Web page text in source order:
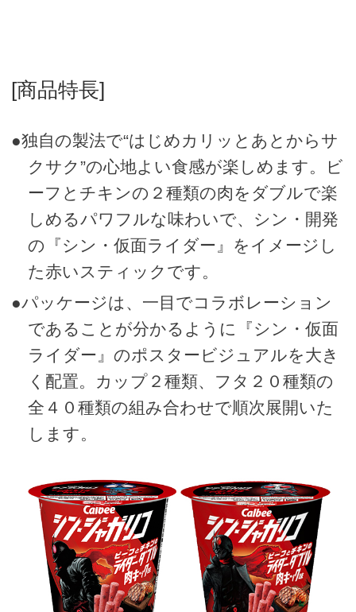
[商品特長]
●独自の製法で“はじめカリッとあとからサ
クサク”の心地よい食感が楽しめます。ビ
ーフとチキンの２種類の肉をダブルで楽
しめるパワフルな味わいで、シン・開発
の『シン・仮面ライダー』をイメージし
た赤いスティックです。
●パッケージは、一目でコラボレーション
であることが分かるように『シン・仮面
ライダー』のポスタービジュアルを大き
く配置。カップ２種類、フタ２０種類の
全４０種類の組み合わせで順次展開いた
します。